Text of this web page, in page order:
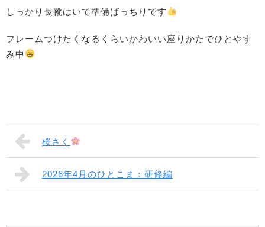
しっかり長靴はいて準備ばっちりです
フレームつけたくなるくらいかわいい座りかたでひとやす
み中
桜さく
2026年4月のひとこま：研修編